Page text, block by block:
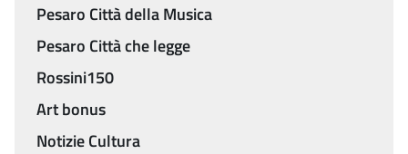
Pesaro Città della Musica
Pesaro Città che legge
Rossini150
Art bonus
Notizie Cultura